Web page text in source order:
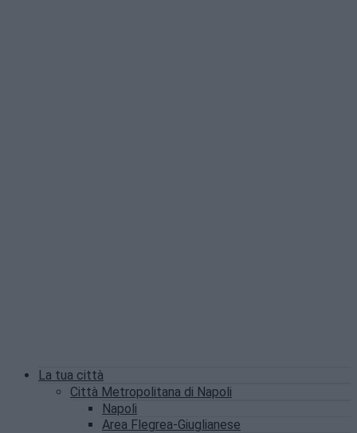
La tua città
Città Metropolitana di Napoli
Napoli
Area Flegrea-Giuglianese